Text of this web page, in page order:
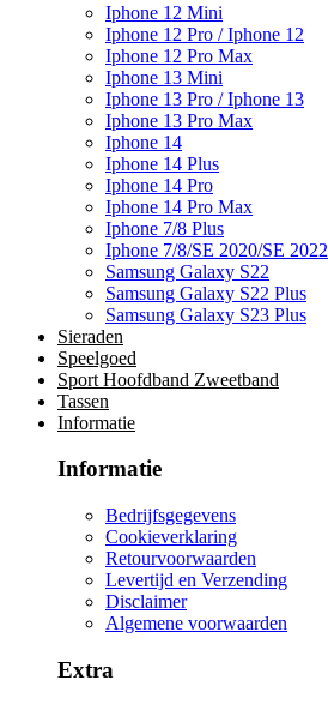
Iphone 12 Mini
Iphone 12 Pro / Iphone 12
Iphone 12 Pro Max
Iphone 13 Mini
Iphone 13 Pro / Iphone 13
Iphone 13 Pro Max
Iphone 14
Iphone 14 Plus
Iphone 14 Pro
Iphone 14 Pro Max
Iphone 7/8 Plus
Iphone 7/8/SE 2020/SE 2022
Samsung Galaxy S22
Samsung Galaxy S22 Plus
Samsung Galaxy S23 Plus
Sieraden
Speelgoed
Sport Hoofdband Zweetband
Tassen
Informatie
Informatie
Bedrijfsgegevens
Cookieverklaring
Retourvoorwaarden
Levertijd en Verzending
Disclaimer
Algemene voorwaarden
Extra